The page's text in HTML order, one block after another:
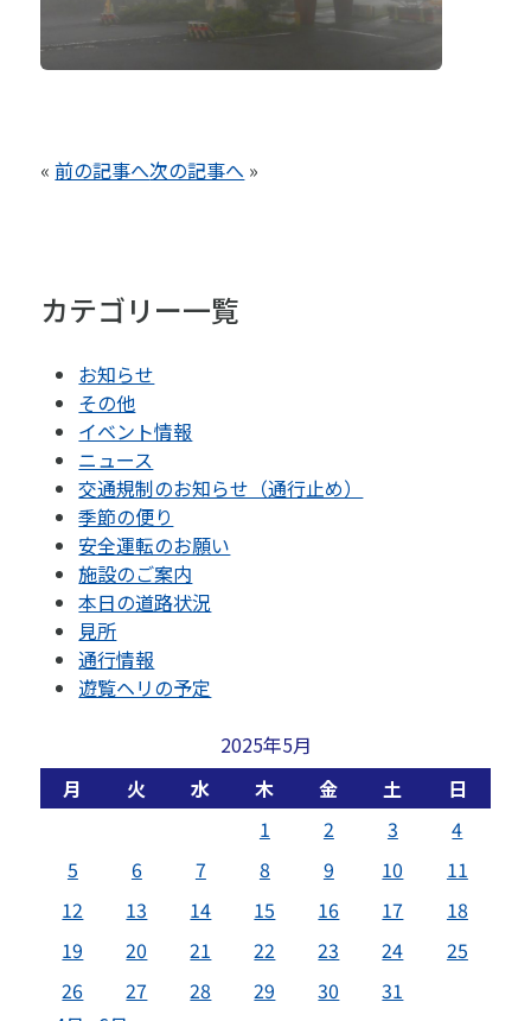
«前の記事へ次の記事へ »
カテゴリー一覧
お知らせ
その他
イベント情報
ニュース
交通規制のお知らせ（通行止め）
季節の便り
安全運転のお願い
施設のご案内
本日の道路状況
見所
通行情報
遊覧ヘリの予定
2025年5月
月
火 水 木 金 土
日
1
2 3
4
5
6 7 8 9 10
11
12
13 14 15 16 17
18
19
20 21 22 23 24
25
26
27 28 29 30
31